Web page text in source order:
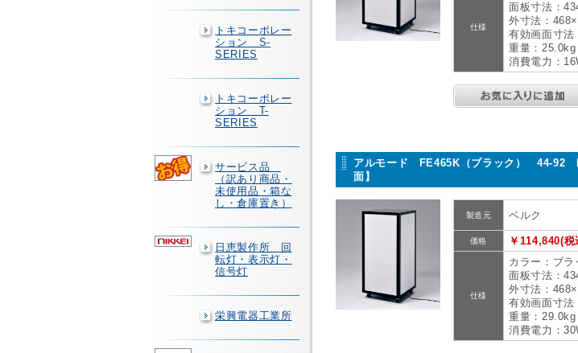
トキコーポレー
ション S-
SERIES
トキコーポレー
ション T-
SERIES
サービス品
（訳あり商品・
未使用品・箱な
し・倉庫置き）
日恵製作所 回
転灯・表示灯・
信号灯
栄興電器工業所
仕様
面板寸法：
外寸法：
有効画面寸法
重量：25.0kg
消費電力：
アルモード FE465K（ブラック） 44-92
面】
製造元 ベルク
価格 ￥114,840(税
仕様
カラー：ブラ
面板寸法：
外寸法：
有効画面寸法
重量：29.0kg
消費電力：